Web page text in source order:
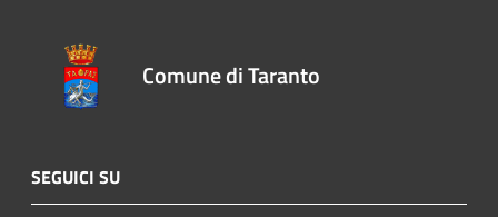
Comune di Taranto
SEGUICI SU